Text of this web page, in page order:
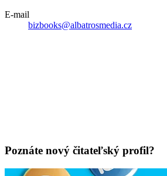
E-mail
bizbooks@albatrosmedia.cz
Poznáte nový čitateľský profil?